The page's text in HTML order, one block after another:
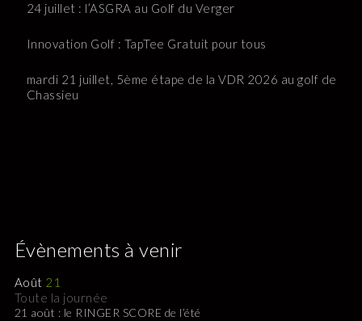
24 juillet : l’ASGRA au Golf du Verger
Innovation Golf : TapTee Gratuit pour tous
mardi 21 juillet, 5ème étape de la VDR 2026 au golf de
Chassieu
Évènements à venir
Août 21
Toute la journée
21 août : le RINGER SCORE de l’été